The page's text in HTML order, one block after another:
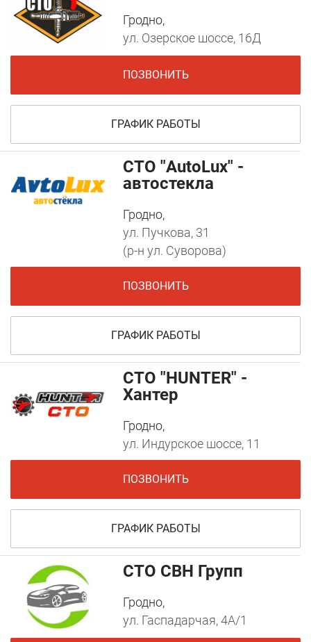
Гродно,
ул. Озерское шоссе, 16Д
ПОЗВОНИТЬ
ГРАФИК РАБОТЫ
СТО "AutoLux" -
автостекла
Гродно,
ул. Пучкова, 31
(р-н ул. Суворова)
ПОЗВОНИТЬ
ГРАФИК РАБОТЫ
СТО "HUNTER" -
Хантер
Гродно,
ул. Индурское шоссе, 11
ПОЗВОНИТЬ
ГРАФИК РАБОТЫ
CTO СВН Групп
Гродно,
ул. Гаспадарчая, 4А/1